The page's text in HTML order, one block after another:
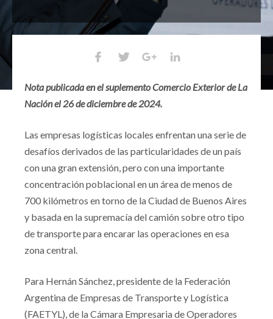
Nota publicada en el suplemento Comercio Exterior de La
Nación el 26 de diciembre de 2024.
Las empresas logísticas locales enfrentan una serie de
desafíos derivados de las particularidades de un país
con una gran extensión, pero con una importante
concentración poblacional en un área de menos de
700 kilómetros en torno de la Ciudad de Buenos Aires
y basada en la supremacía del camión sobre otro tipo
de transporte para encarar las operaciones en esa
zona central.
Para Hernán Sánchez, presidente de la Federación
Argentina de Empresas de Transporte y Logística
(FAETYL), de la Cámara Empresaria de Operadores